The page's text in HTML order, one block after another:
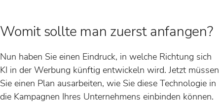
Womit sollte man zuerst anfangen?
Nun haben Sie einen Eindruck, in welche Richtung sich
KI in der Werbung künftig entwickeln wird. Jetzt müssen
Sie einen Plan ausarbeiten, wie Sie diese Technologie in
die Kampagnen Ihres Unternehmens einbinden können.